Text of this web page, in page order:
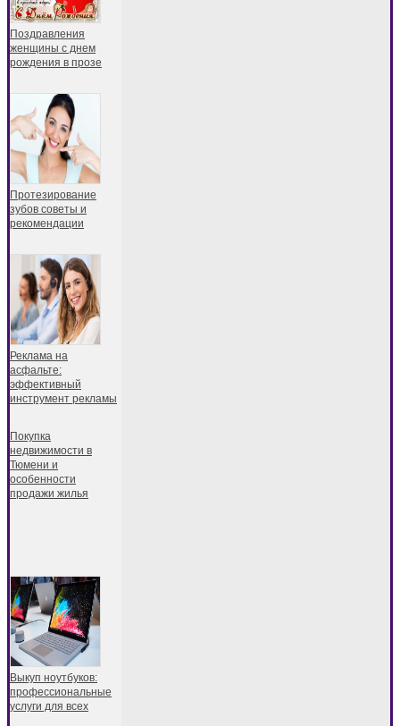
Поздравления
женщины с днем
рождения в прозе
Протезирование
зубов советы и
рекомендации
Реклама на
асфальте:
эффективный
инструмент рекламы
Покупка
недвижимости в
Тюмени и
особенности
продажи жилья
Выкуп ноутбуков:
профессиональные
услуги для всех